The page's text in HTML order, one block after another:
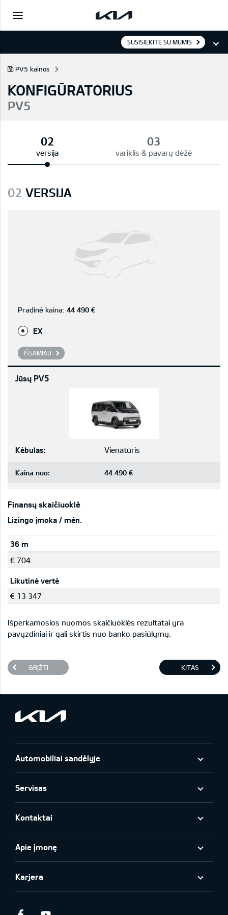
SUSISIEKITE SU MUMIS
PV5 kainos
KONFIGŪRATORIUS
PV5
versija variklis & pavarų dėžė
02 VERSIJA
Pradinė kaina: 44 490 €
EX
IŠSAMIAU
Jūsų PV5
Kėbulas: Vienatūris
Kaina nuo: 44 490 €
Finansų skaičiuoklė
Lizingo įmoka / mėn.
36 m
€ 704
Likutinė vertė
€ 13 347
Išperkamosios nuomos skaičiuoklės rezultatai yra
pavyzdiniai ir gali skirtis nuo banko pasiūlymų.
GRĮŽTI KITAS
Automobiliai sandėlyje
Servisas
Kontaktai
Apie įmonę
Karjera